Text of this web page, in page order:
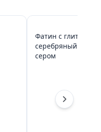
Фатин с
серебряный
сером